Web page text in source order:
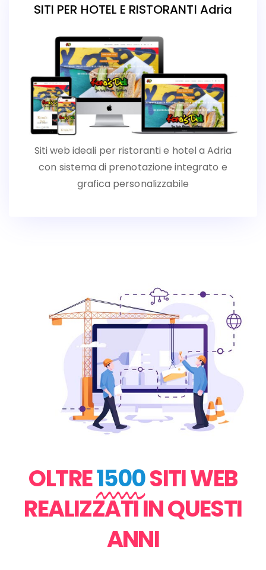
SITI PER HOTEL E RISTORANTI Adria
Siti web ideali per ristoranti e hotel a Adria
con sistema di prenotazione integrato e
grafica personalizzabile
OLTRE1500SITI WEB
REALIZZATI IN QUESTI
ANNI